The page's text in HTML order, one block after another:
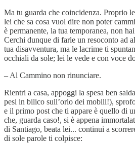
Ma tu guarda che coincidenza. Proprio
lei che sa cosa vuol dire non poter
è permanente, la tua temporanea, non
Cerchi dunque di farle un resoconto ad
tua disavventura, ma le lacrime ti
occhiali da sole; lei le vede e con voce
– Al Cammino non rinunciare.
Rientri a casa, appoggi la spesa ben
pesi in bilico sull’orlo dei mobili!),
e il primo post che ti appare è quello di
che, guarda caso!, si è appena
di Santiago, beata lei... continui a
di sole parole ti colpisce: